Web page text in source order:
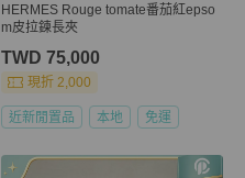
HERMES Rouge tomate番茄紅epso
m皮拉鍊長夾
TWD 75,000
現折 2,000
近新閒置品 本地 免運